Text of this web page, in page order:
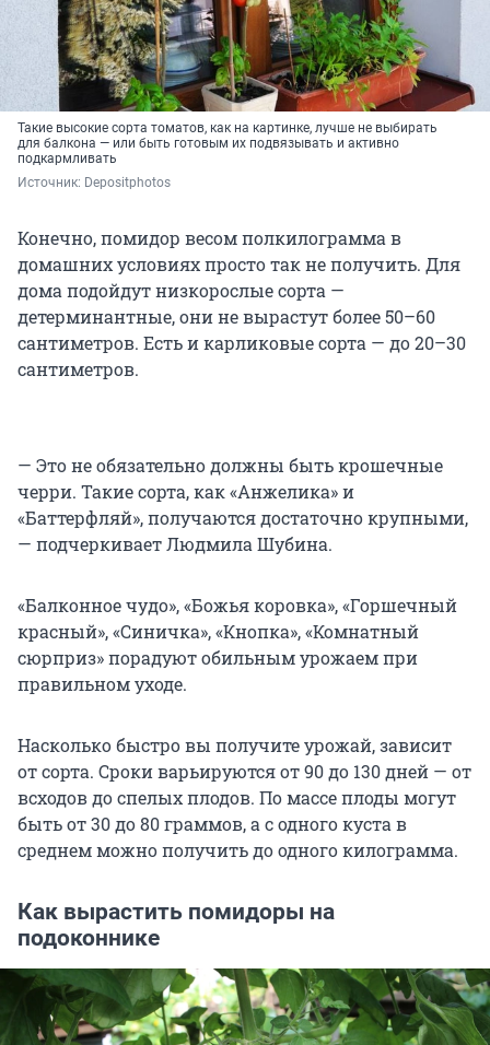
Такие высокие сорта томатов, как на картинке, лучше не выбирать
для балкона — или быть готовым их подвязывать и активно
подкармливать
Источник: Depositphotos
Конечно, помидор весом полкилограмма в
домашних условиях просто так не получить. Для
дома подойдут низкорослые сорта —
детерминантные, они не вырастут более 50–60
сантиметров. Есть и карликовые сорта — до 20–30
сантиметров.
— Это не обязательно должны быть крошечные
черри. Такие сорта, как «Анжелика» и
«Баттерфляй», получаются достаточно крупными,
— подчеркивает Людмила Шубина.
«Балконное чудо», «Божья коровка», «Горшечный
красный», «Синичка», «Кнопка», «Комнатный
сюрприз» порадуют обильным урожаем при
правильном уходе.
Насколько быстро вы получите урожай, зависит
от сорта. Сроки варьируются от 90 до 130 дней — от
всходов до спелых плодов. По массе плоды могут
быть от 30 до 80 граммов, а с одного куста в
среднем можно получить до одного килограмма.
Как вырастить помидоры на
подоконнике